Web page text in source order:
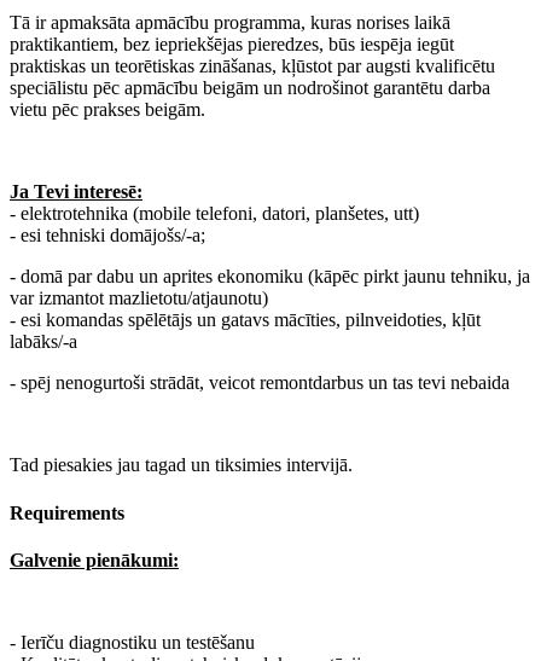
Tā ir apmaksāta apmācību programma, kuras norises laikā
praktikantiem, bez iepriekšējas pieredzes, būs iespēja iegūt
praktiskas un teorētiskas zināšanas, kļūstot par augsti kvalificētu
speciālistu pēc apmācību beigām un nodrošinot garantētu darba
vietu pēc prakses beigām.
Ja Tevi interesē:
- elektrotehnika (mobile telefoni, datori, planšetes, utt)
- esi tehniski domājošs/-a;
- domā par dabu un aprites ekonomiku (kāpēc pirkt jaunu tehniku, ja
var izmantot mazlietotu/atjaunotu)
- esi komandas spēlētājs un gatavs mācīties, pilnveidoties, kļūt
labāks/-a
- spēj nenogurtoši strādāt, veicot remontdarbus un tas tevi nebaida
Tad piesakies jau tagad un tiksimies intervijā.
Requirements
Galvenie pienākumi:
- Ierīču diagnostiku un testēšanu